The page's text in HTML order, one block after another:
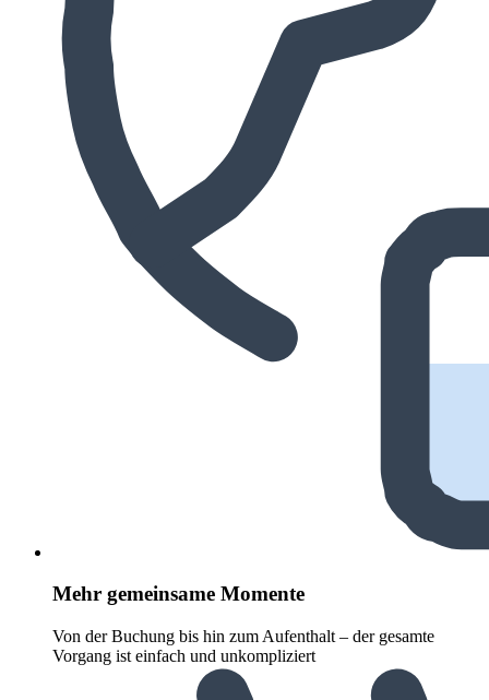
Mehr gemeinsame Momente
Von der Buchung bis hin zum Aufenthalt – der gesamte
Vorgang ist einfach und unkompliziert